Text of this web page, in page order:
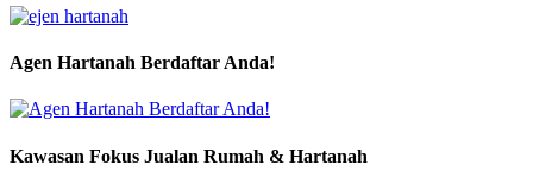
Agen Hartanah Berdaftar Anda!
Kawasan Fokus Jualan Rumah & Hartanah